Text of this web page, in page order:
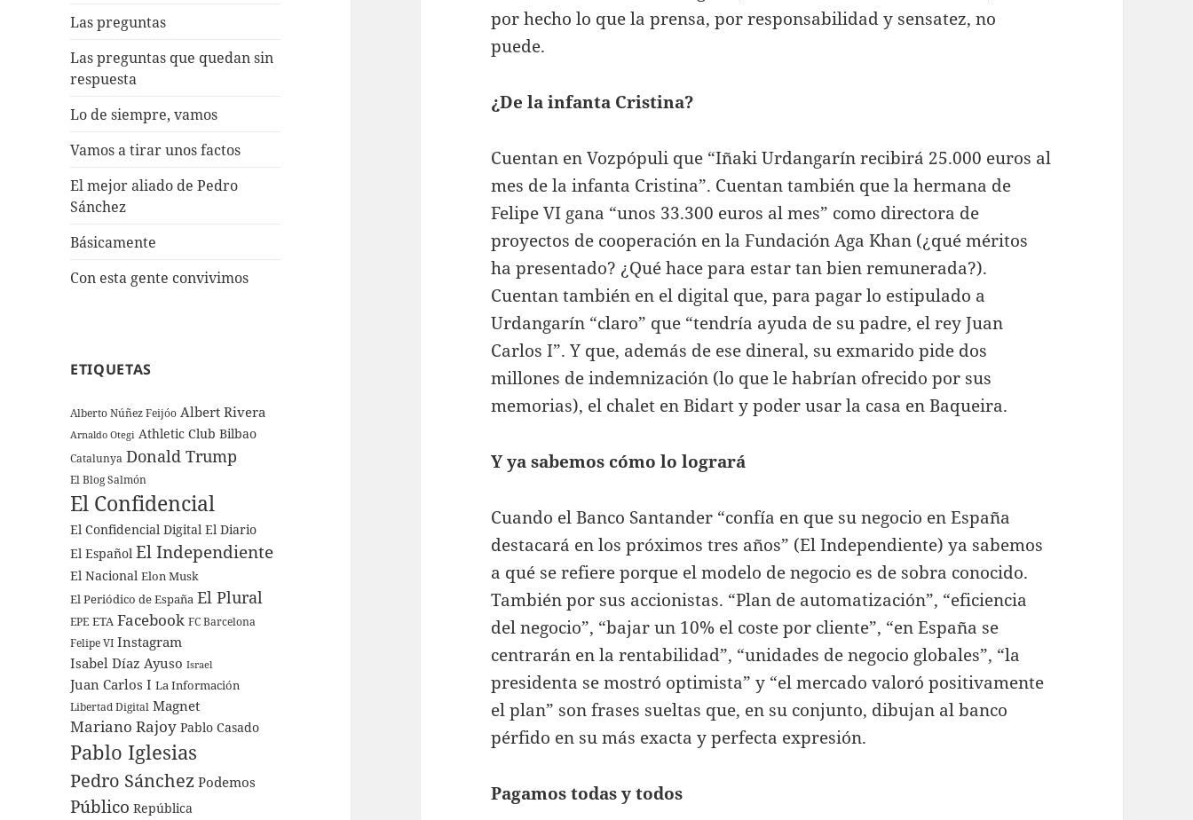
Las preguntas
Las preguntas que quedan sin
respuesta
Lo de siempre, vamos
Vamos a tirar unos factos
El mejor aliado de Pedro
Sánchez
Básicamente
Con esta gente convivimos
ETIQUETAS
Alberto Núñez Feijóo Albert Rivera
Arnaldo Otegi Athletic Club Bilbao
Catalunya Donald Trump
El Blog Salmón
El Confidencial
El Confidencial Digital El Diario
El Español El Independiente
El Nacional Elon Musk
El Periódico de España El Plural
EPE ETA Facebook FC Barcelona
Felipe VI Instagram
Isabel Díaz Ayuso Israel
Juan Carlos I La Información
Libertad Digital Magnet
Mariano Rajoy Pablo Casado
Pablo Iglesias
Pedro Sánchez Podemos
Público República
por hecho lo que la prensa, por responsabilidad y sensatez, no
puede.
¿De la infanta Cristina?
Cuentan en Vozpópuli que “Iñaki Urdangarín recibirá 25.000 euros al
mes de la infanta Cristina”. Cuentan también que la hermana de
Felipe VI gana “unos 33.300 euros al mes” como directora de
proyectos de cooperación en la Fundación Aga Khan (¿qué méritos
ha presentado? ¿Qué hace para estar tan bien remunerada?).
Cuentan también en el digital que, para pagar lo estipulado a
Urdangarín “claro” que “tendría ayuda de su padre, el rey Juan
Carlos I”. Y que, además de ese dineral, su exmarido pide dos
millones de indemnización (lo que le habrían ofrecido por sus
memorias), el chalet en Bidart y poder usar la casa en Baqueira.
Y ya sabemos cómo lo logrará
Cuando el Banco Santander “confía en que su negocio en España
destacará en los próximos tres años” (El Independiente) ya sabemos
a qué se refiere porque el modelo de negocio es de sobra conocido.
También por sus accionistas. “Plan de automatización”, “eficiencia
del negocio”, “bajar un 10% el coste por cliente”, “en España se
centrarán en la rentabilidad”, “unidades de negocio globales”, “la
presidenta se mostró optimista” y “el mercado valoró positivamente
el plan” son frases sueltas que, en su conjunto, dibujan al banco
pérfido en su más exacta y perfecta expresión.
Pagamos todas y todos